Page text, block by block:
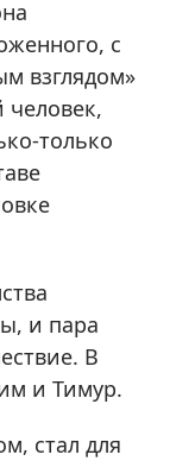
с
взглядом»
человек,
только
и пара
В
и Тимур.
стал для